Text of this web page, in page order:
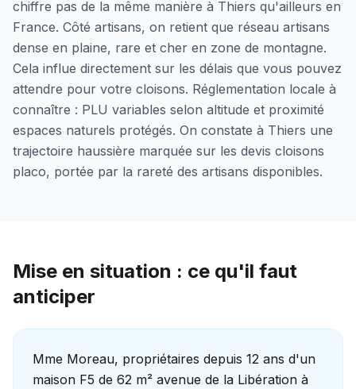
chiffre pas de la même manière à Thiers qu'ailleurs en
France. Côté artisans, on retient que réseau artisans
dense en plaine, rare et cher en zone de montagne.
Cela influe directement sur les délais que vous pouvez
attendre pour votre cloisons. Réglementation locale à
connaître : PLU variables selon altitude et proximité
espaces naturels protégés. On constate à Thiers une
trajectoire haussière marquée sur les devis cloisons
placo, portée par la rareté des artisans disponibles.
Mise en situation : ce qu'il faut
anticiper
Mme Moreau, propriétaires depuis 12 ans d'un
maison F5 de 62 m² avenue de la Libération à